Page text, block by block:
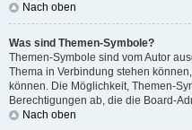
Nach oben
Was sind Themen-Symbole?
Themen-Symbole sind vom Autor
Thema in Verbindung stehen
können. Die Möglichkeit, Themen-
Berechtigungen ab, die die Board-
Nach oben